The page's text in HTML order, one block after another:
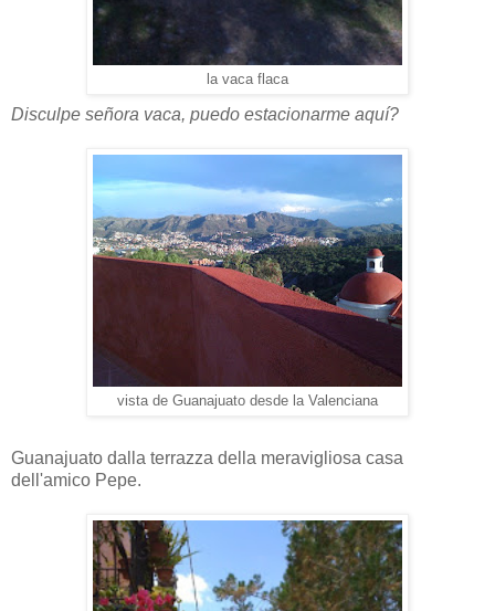
la vaca flaca
Disculpe señora vaca, puedo estacionarme aquí?
vista de Guanajuato desde la Valenciana
Guanajuato dalla terrazza della meravigliosa casa
dell'amico Pepe.